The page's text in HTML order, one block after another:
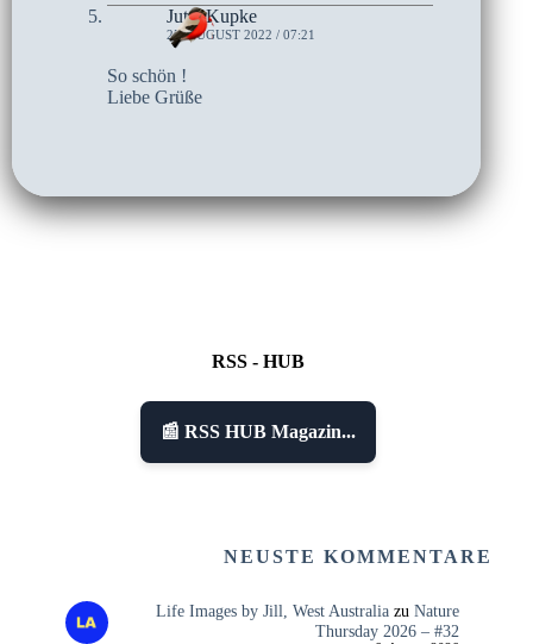
Jutta Kupke
25. AUGUST 2022 / 07:21
So schön !
Liebe Grüße
RSS - HUB
📰 RSS HUB Magazin...
NEUSTE KOMMENTARE
Life Images by Jill, West Australiazu Nature
Thursday 2026 – #32